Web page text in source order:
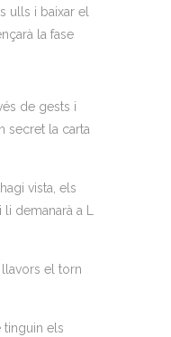
ulls i baixar el
la fase
de gests i
secret la carta
vista, els
li demanarà a L
el torn
tinguin els